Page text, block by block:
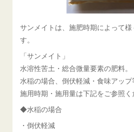
サンメイトは、施肥時期によって
す。
「サンメイト」
水溶性苦土・総合微量要素の肥料。
水稲の場合、倒伏軽減・食味アップ
施用時期・施用量は下記をご参照く
◆水稲の場合
・倒伏軽減